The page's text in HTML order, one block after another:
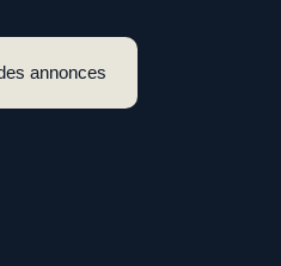
annonces